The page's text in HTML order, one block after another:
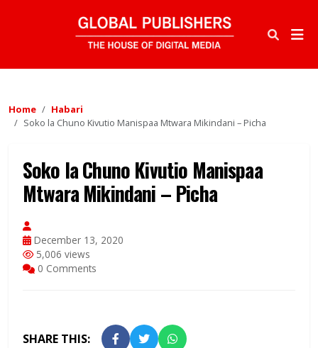
Home
Habari
Soko la Chuno Kivutio Manispaa Mtwara Mikindani – Picha
Soko la Chuno Kivutio Manispaa
Mtwara Mikindani – Picha
December 13, 2020
5,006 views
0 Comments
SHARE THIS: